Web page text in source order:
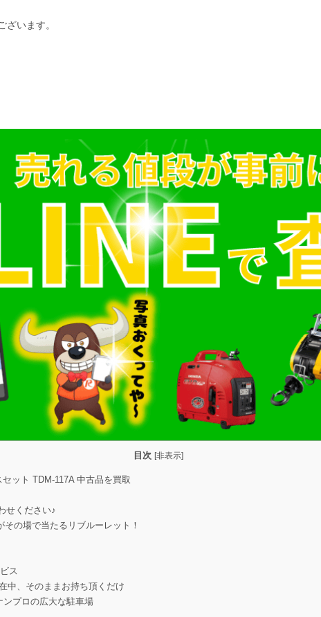
ざいます。
目次 [非表示]
ット TDM-117A 中古品を買取
せください♪
の場で当たるリブルーレット！
ス
中、そのままお持ち頂くだけ
プロの広大な駐車場